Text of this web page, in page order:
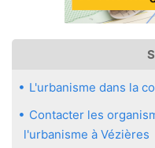
L'urbanisme dans la
Contacter les
l'urbanisme à Vézières